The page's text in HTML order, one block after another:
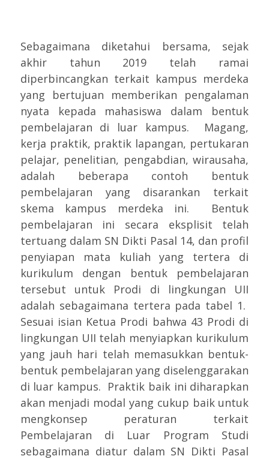
Sebagaimana diketahui bersama, sejak
akhir tahun 2019 telah ramai
diperbincangkan terkait kampus merdeka
yang bertujuan memberikan pengalaman
nyata kepada mahasiswa dalam bentuk
pembelajaran di luar kampus. Magang,
kerja praktik, praktik lapangan, pertukaran
pelajar, penelitian, pengabdian, wirausaha,
adalah beberapa contoh bentuk
pembelajaran yang disarankan terkait
skema kampus merdeka ini. Bentuk
pembelajaran ini secara eksplisit telah
tertuang dalam SN Dikti Pasal 14, dan profil
penyiapan mata kuliah yang tertera di
kurikulum dengan bentuk pembelajaran
tersebut untuk Prodi di lingkungan UII
adalah sebagaimana tertera pada tabel 1.
Sesuai isian Ketua Prodi bahwa 43 Prodi di
lingkungan UII telah menyiapkan kurikulum
yang jauh hari telah memasukkan bentuk-
bentuk pembelajaran yang diselenggarakan
di luar kampus. Praktik baik ini diharapkan
akan menjadi modal yang cukup baik untuk
mengkonsep peraturan terkait
Pembelajaran di Luar Program Studi
sebagaimana diatur dalam SN Dikti Pasal